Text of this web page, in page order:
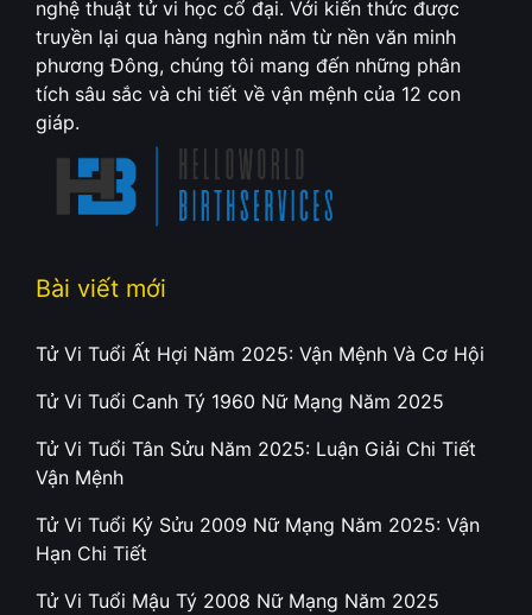
nghệ thuật tử vi học cổ đại. Với kiến thức được
truyền lại qua hàng nghìn năm từ nền văn minh
phương Đông, chúng tôi mang đến những phân
tích sâu sắc và chi tiết về vận mệnh của 12 con
giáp.
Bài viết mới
Tử Vi Tuổi Ất Hợi Năm 2025: Vận Mệnh Và Cơ Hội
Tử Vi Tuổi Canh Tý 1960 Nữ Mạng Năm 2025
Tử Vi Tuổi Tân Sửu Năm 2025: Luận Giải Chi Tiết
Vận Mệnh
Tử Vi Tuổi Kỷ Sửu 2009 Nữ Mạng Năm 2025: Vận
Hạn Chi Tiết
Tử Vi Tuổi Mậu Tý 2008 Nữ Mạng Năm 2025